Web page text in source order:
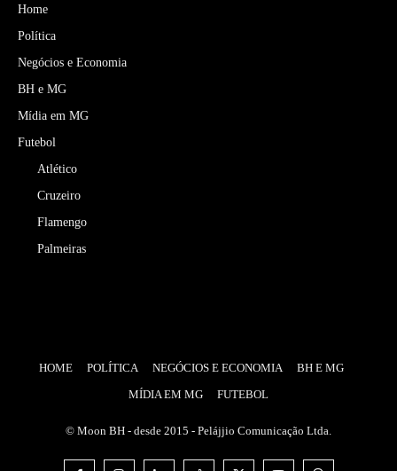
Home
Política
Negócios e Economia
BH e MG
Mídia em MG
Futebol
Atlético
Cruzeiro
Flamengo
Palmeiras
HOME POLÍTICA NEGÓCIOS E ECONOMIA
BH E MG
MÍDIA EM MG
FUTEBOL
© Moon BH - desde 2015 - Pelájjio Comunicação Ltda.